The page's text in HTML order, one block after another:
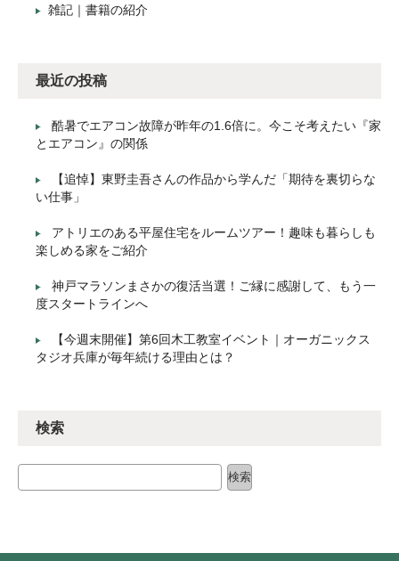
雑記｜書籍の紹介
最近の投稿
酷暑でエアコン故障が昨年の1.6倍に。今こそ考えたい『家
とエアコン』の関係
【追悼】東野圭吾さんの作品から学んだ「期待を裏切らな
い仕事」
アトリエのある平屋住宅をルームツアー！趣味も暮らしも
楽しめる家をご紹介
神戸マラソンまさかの復活当選！ご縁に感謝して、もう一
度スタートラインへ
【今週末開催】第6回木工教室イベント｜オーガニックス
タジオ兵庫が毎年続ける理由とは？
検索
検索
検索